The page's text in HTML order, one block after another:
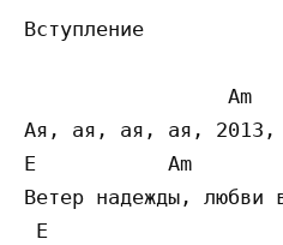
Вступление
Am
Ая, ая, ая, ая, 2013,
E           Am
Ветер надежды, любви
E